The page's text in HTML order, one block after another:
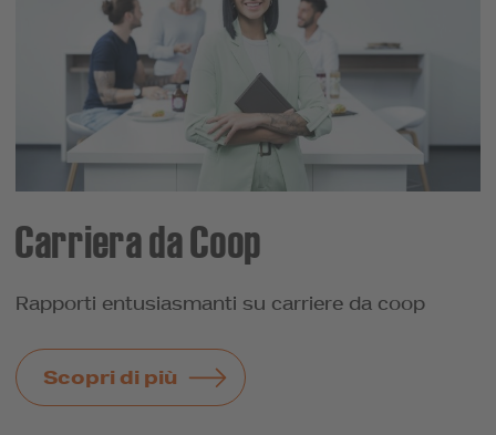
Carriera da Coop
Rapporti entusiasmanti su carriere da coop
Scopri di più